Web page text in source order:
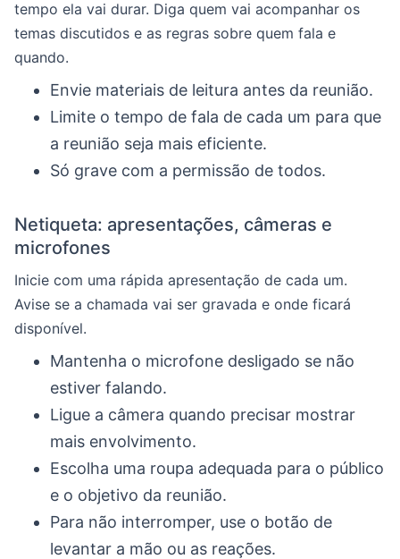
tempo ela vai durar. Diga quem vai acompanhar os
temas discutidos e as regras sobre quem fala e
quando.
Envie materiais de leitura antes da reunião.
Limite o tempo de fala de cada um para que
a reunião seja mais eficiente.
Só grave com a permissão de todos.
Netiqueta: apresentações, câmeras e
microfones
Inicie com uma rápida apresentação de cada um.
Avise se a chamada vai ser gravada e onde ficará
disponível.
Mantenha o microfone desligado se não
estiver falando.
Ligue a câmera quando precisar mostrar
mais envolvimento.
Escolha uma roupa adequada para o público
e o objetivo da reunião.
Para não interromper, use o botão de
levantar a mão ou as reações.